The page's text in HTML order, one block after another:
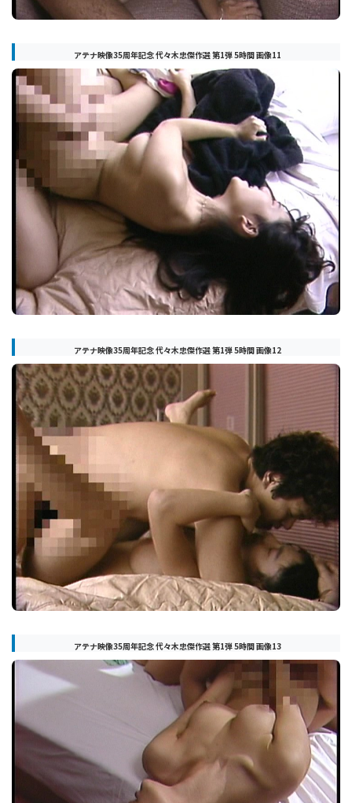
アテナ映像35周年記念 代々木忠傑作選 第1弾 5時間 画像11
アテナ映像35周年記念 代々木忠傑作選 第1弾 5時間 画像12
アテナ映像35周年記念 代々木忠傑作選 第1弾 5時間 画像13